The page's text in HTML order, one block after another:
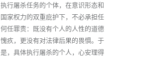
执行屠杀任务的个体，在意识形态和
国家权力的双重庇护下，不必承担任
何任罪责：既没有个人的人性的道德
愧疚，更没有对法律后果的畏惧。于
是，具体执行屠杀的个人，心安理得